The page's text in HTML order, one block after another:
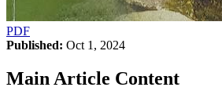
PDF
Published: Oct 1, 2024
Main Article Content